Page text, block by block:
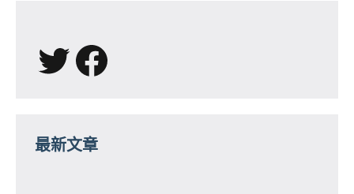
X Facebook
最新文章